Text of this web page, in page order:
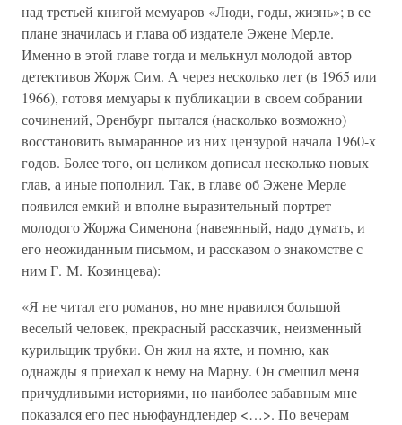
над третьей книгой мемуаров «Люди, годы, жизнь»; в ее
плане значилась и глава об издателе Эжене Мерле.
Именно в этой главе тогда и мелькнул молодой автор
детективов Жорж Сим. А через несколько лет (в 1965 или
1966), готовя мемуары к публикации в своем собрании
сочинений, Эренбург пытался (насколько возможно)
восстановить вымаранное из них цензурой начала 1960-х
годов. Более того, он целиком дописал несколько новых
глав, а иные пополнил. Так, в главе об Эжене Мерле
появился емкий и вполне выразительный портрет
молодого Жоржа Сименона (навеянный, надо думать, и
его неожиданным письмом, и рассказом о знакомстве с
ним Г. М. Козинцева):
«Я не читал его романов, но мне нравился большой
веселый человек, прекрасный рассказчик, неизменный
курильщик трубки. Он жил на яхте, и помню, как
однажды я приехал к нему на Марну. Он смешил меня
причудливыми историями, но наиболее забавным мне
показался его пес ньюфаундлендер <…>. По вечерам